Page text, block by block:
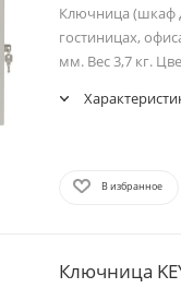
Ключница (шкаф
гостиницах,
мм. Вес 3,7 кг.
В избранное
Ключница